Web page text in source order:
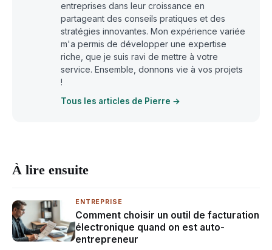
entreprises dans leur croissance en
partageant des conseils pratiques et des
stratégies innovantes. Mon expérience variée
m'a permis de développer une expertise
riche, que je suis ravi de mettre à votre
service. Ensemble, donnons vie à vos projets
!
Tous les articles de Pierre →
À lire ensuite
ENTREPRISE
Comment choisir un outil de facturation
électronique quand on est auto-
entrepreneur